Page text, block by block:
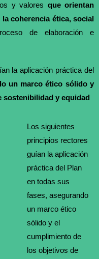
y valores que orientan
coherencia ética, social
de elaboración e
la aplicación práctica del
un marco ético sólido y
sostenibilidad y equidad
Los siguientes
principios rectores
guían la aplicación
práctica del Plan
en todas sus
fases, asegurando
un marco ético
sólido y el
cumplimiento de
los objetivos de